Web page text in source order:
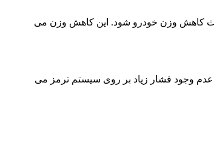
کاهش وزن خودرو شود. این کاهش وزن می
وجود فشار زیاد بر روی سیستم ترمز می